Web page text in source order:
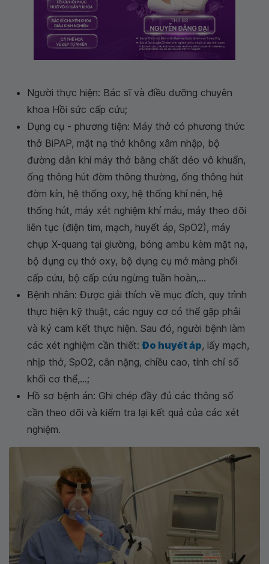
Người thực hiện: Bác sĩ và điều dưỡng chuyên
khoa Hồi sức cấp cứu;
Dụng cụ - phương tiện: Máy thở có phương thức
thở BiPAP, mặt nạ thở không xâm nhập, bộ
đường dẫn khí máy thở bằng chất dẻo vô khuẩn,
ống thông hút đờm thông thường, ống thông hút
đờm kín, hệ thống oxy, hệ thống khí nén, hệ
thống hút, máy xét nghiệm khí máu, máy theo dõi
liên tục (điện tim, mạch, huyết áp, SpO2), máy
chụp X-quang tại giường, bóng ambu kèm mặt nạ,
bộ dụng cụ thở oxy, bộ dụng cụ mở màng phổi
cấp cứu, bộ cấp cứu ngừng tuần hoàn,...
Bệnh nhân: Được giải thích về mục đích, quy trình
thực hiện kỹ thuật, các nguy cơ có thể gặp phải
và ký cam kết thực hiện. Sau đó, người bệnh làm
các xét nghiệm cần thiết:Đo huyết áp, lấy mạch,
nhịp thở, SpO2, cân nặng, chiều cao, tính chỉ số
khối cơ thể,...;
Hồ sơ bệnh án: Ghi chép đầy đủ các thông số
cần theo dõi và kiểm tra lại kết quả của các xét
nghiệm.